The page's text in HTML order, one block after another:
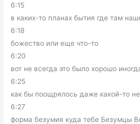
6:15
в каких-то планах бытия где там
6:18
божество или еще что-то
6:20
вот не всегда это было хорошо
6:25
как бы поощрялось даже какой-то
6:27
форма безумия куда тебе Безумцы